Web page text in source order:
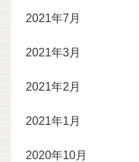
2021年7月
2021年3月
2021年2月
2021年1月
2020年10月